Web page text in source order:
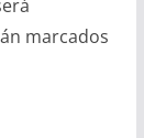
marcados